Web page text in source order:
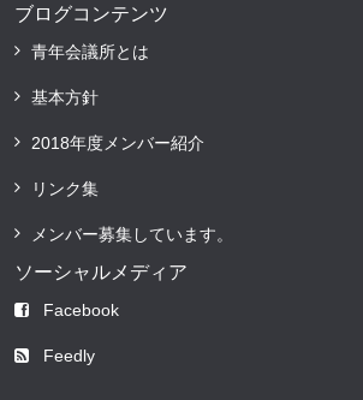
ブログコンテンツ
青年会議所とは
基本方針
2018年度メンバー紹介
リンク集
メンバー募集しています。
ソーシャルメディア
Facebook
Feedly